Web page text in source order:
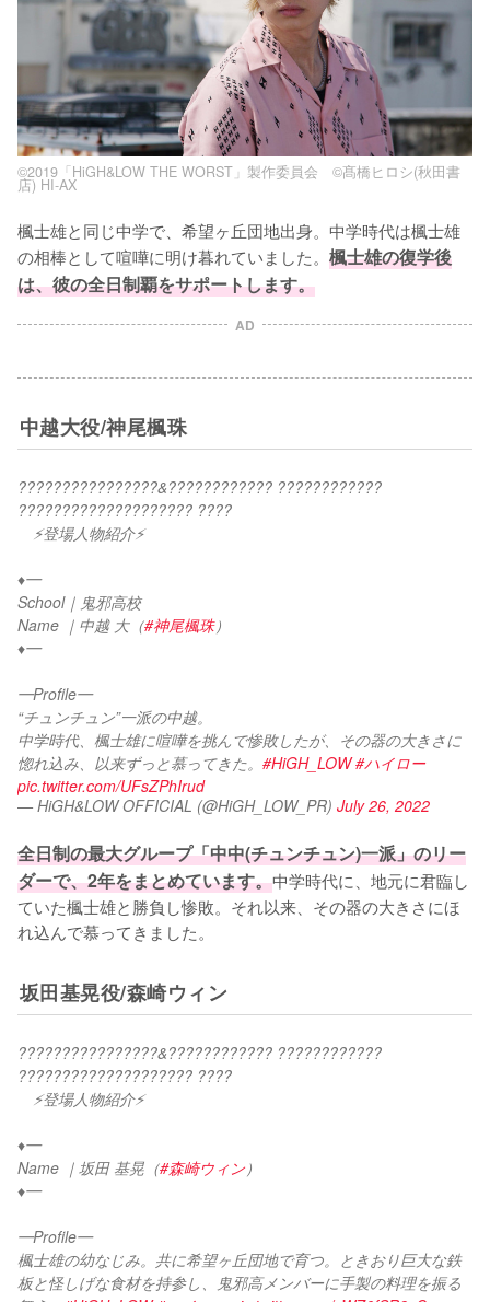
©2019「HiGH&LOW THE WORST」製作委員会 ©髙橋ヒロシ(秋田書
店) HI-AX
楓士雄と同じ中学で、希望ヶ丘団地出身。中学時代は楓士雄
の相棒として喧嘩に明け暮れていました。 楓士雄の復学後
は、彼の全日制覇をサポートします。
AD
中越大役/神尾楓珠
????????????????&???????????? ????????????
???????????????????? ????
⚡登場人物紹介⚡
♦︎━
School｜鬼邪高校
Name ｜中越 大（#神尾楓珠）
♦︎━
━Profile━
“チュンチュン”一派の中越。
中学時代、楓士雄に喧嘩を挑んで惨敗したが、その器の大きさに
惚れ込み、以来ずっと慕ってきた。 #HiGH_LOW #ハイロー
pic.twitter.com/UFsZPhIrud
— HiGH&LOW OFFICIAL (@HiGH_LOW_PR) July 26, 2022
全日制の最大グループ「中中(チュンチュン)一派」のリー
ダーで、2年をまとめています。中学時代に、地元に君臨し
ていた楓士雄と勝負し惨敗。それ以来、その器の大きさにほ
れ込んで慕ってきました。
坂田基晃役/森崎ウィン
????????????????&???????????? ????????????
???????????????????? ????
⚡登場人物紹介⚡
♦︎━
Name ｜坂田 基晃（#森崎ウィン ）
♦︎━
━Profile━
楓士雄の幼なじみ。共に希望ヶ丘団地で育つ。ときおり巨大な鉄
板と怪しげな食材を持参し、鬼邪高メンバーに手製の料理を振る